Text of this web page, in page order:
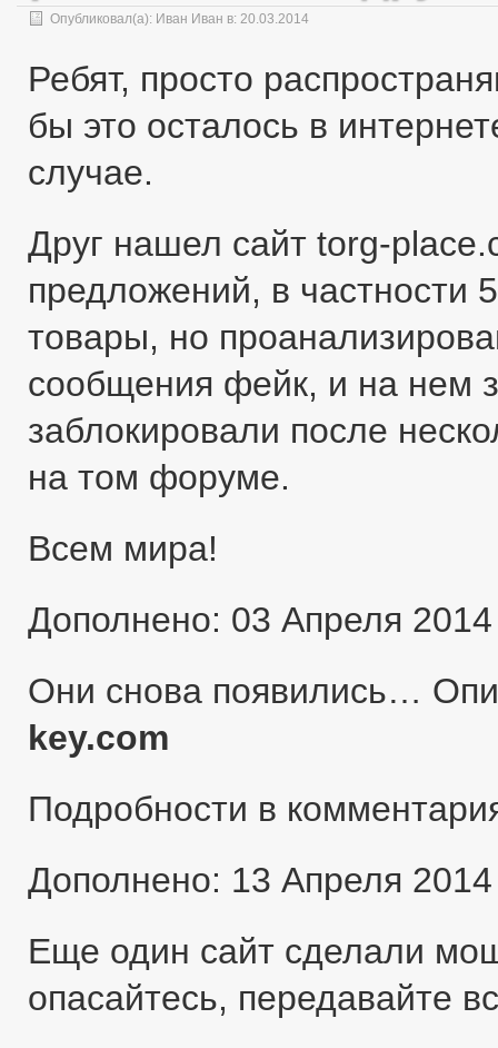
Опубликовал(а): Иван Иван в: 20.03.2014
Ребят, просто
бы это осталось в
случае.
Друг нашел сайт torg-
предложений, в частности
товары, но
сообщения фейк, и на нем
заблокировали после
на том форуме.
Всем мира!
Дополнено: 03 Апреля 2014
Они снова появились…
key.com
Подробности в
Дополнено: 13 Апреля 2014
Еще один сайт сделали
опасайтесь, передавайте